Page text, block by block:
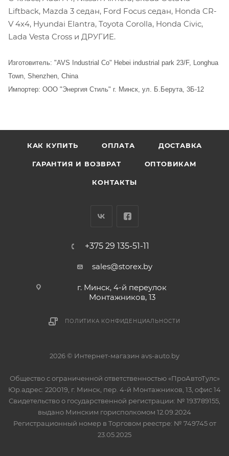
Liftback, Mazda 3 седан, Ford Focus седан, Honda CR-
V 4x4, Hyundai Elantra, Toyota Corolla, Honda Civic,
Lada Vesta Cross и ДРУГИЕ.
Изготовитель: "AVS Industrial Co" Hebei industrial park 23/F, Longhua
Town, Shenzhen, China
Импортер: ООО "Энергия Стиль" г. Минск, ул. Б.Берута, 3Б-12
КАК КУПИТЬ ОПЛАТА ДОСТАВКА
ГАРАНТИЯ И ВОЗВРАТ ОПТОВИКАМ
КОНТАКТЫ
+375 29 135-51-11
sales@storex.by
г. Минск, 4-й переулок
Монтажников, 13
ПОЛИТИКА КОНФИДЕНЦИАЛЬНОСТИ
2026 © Интернет-магазин avs-auto.by
Общество с ограниченной ответственностью «ПроАвтоТулс»
Юр.адрес: 220019, г. Минск, пер. 4-й Монтажников, 13, офис 14
Свидетельство о государственной регистрации: № 193789155,
выдано Минским горисполкомом 12.09.2024
Регистрационный номер в Торговом реестре: № 749745 от
23.05.2025